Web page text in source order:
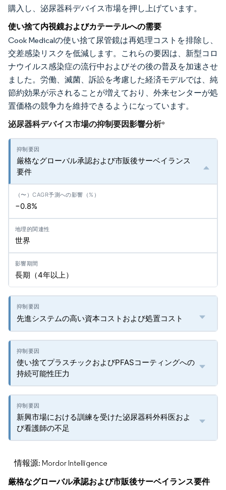
購入し、泌尿器科デバイス市場を押し上げています。
使い捨て内視鏡およびカテーテルへの需要
Cook Medicalの使い捨て尿管鏡は再処理コストを排除し、
交差感染リスクを低減します。これらの要因は、新型コロ
ナウイルス感染症の流行中およびその後の普及を加速させ
ました。労働、滅菌、訴訟を考慮した経済モデルでは、純
節約効果が示されることが増えており、外来センターが処
置価格の競争力を維持できるようになっています。
泌尿器科デバイス市場の抑制要因影響分析*
厳格なグローバル承認および市販後サーベイランス
要件
−0.8%
世界
長期（4年以上）
先進システムの高い資本コストおよび処置コスト
使い捨てプラスチックおよびPFASコーティングへの
持続可能性圧力
新興市場における訓練を受けた泌尿器科外科医およ
び看護師の不足
情報源: Mordor Intelligence
厳格なグローバル承認および市販後サーベイランス要件